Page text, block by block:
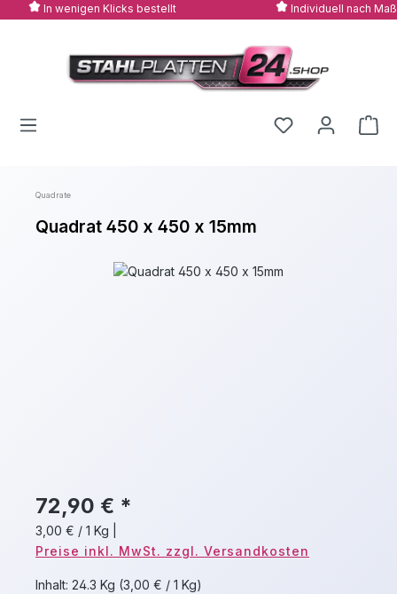
Zum Hauptinhalt springen
In wenigen Klicks bestellt Individuell nach Maß
Quadrate
Quadrat 450 x 450 x 15mm
Bildergalerie überspringen
72,90 € *
3,00 € / 1 Kg
Preise inkl. MwSt. zzgl. Versandkosten
Inhalt: 24.3 Kg (3,00 € / 1 Kg)